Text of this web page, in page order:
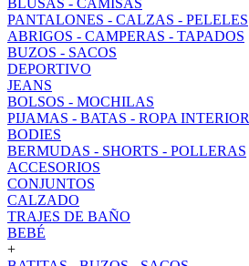
BLUSAS - CAMISAS
PANTALONES - CALZAS - PELELES
ABRIGOS - CAMPERAS - TAPADOS
BUZOS - SACOS
DEPORTIVO
JEANS
BOLSOS - MOCHILAS
PIJAMAS - BATAS - ROPA INTERIOR
BODIES
BERMUDAS - SHORTS - POLLERAS
ACCESORIOS
CONJUNTOS
CALZADO
TRAJES DE BAÑO
BEBÉ
+